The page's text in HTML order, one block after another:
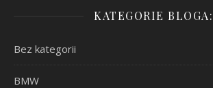
KATEGORIE BLOGA:
Bez kategorii
BMW